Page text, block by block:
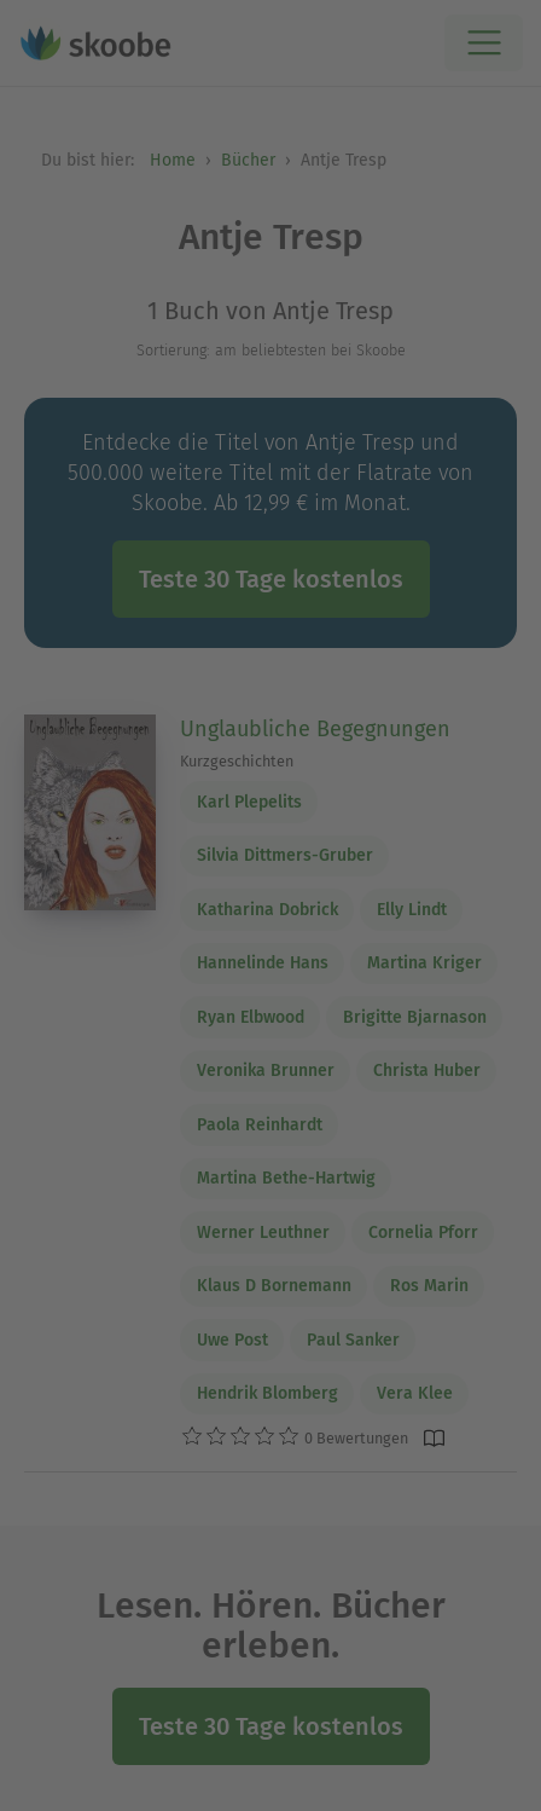
Du bist hier: Home Bücher Antje Tresp
Antje Tresp
1 Buch von Antje Tresp
Sortierung: am beliebtesten bei Skoobe
Entdecke die Titel von Antje Tresp und
500.000 weitere Titel mit der Flatrate von
Skoobe. Ab 12,99 € im Monat.
Teste 30 Tage kostenlos
Unglaubliche Begegnungen
Kurzgeschichten
Karl Plepelits
Silvia Dittmers-Gruber
Katharina Dobrick Elly Lindt
Hannelinde Hans Martina Kriger
Ryan Elbwood Brigitte Bjarnason
Veronika Brunner Christa Huber
Paola Reinhardt
Martina Bethe-Hartwig
Werner Leuthner Cornelia Pforr
Klaus D Bornemann Ros Marin
Uwe Post Paul Sanker
Hendrik Blomberg Vera Klee
0 Bewertungen
Lesen. Hören. Bücher
erleben.
Teste 30 Tage kostenlos